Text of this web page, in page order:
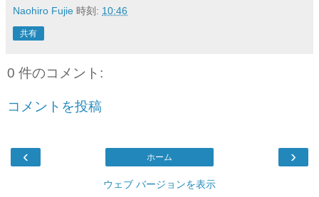
Naohiro Fujie 時刻: 10:46
共有
0 件のコメント:
コメントを投稿
‹ ›
ホーム
ウェブ バージョンを表示